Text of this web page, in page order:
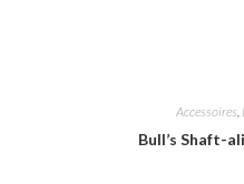
Accessoires,
Bull’s Shaft-